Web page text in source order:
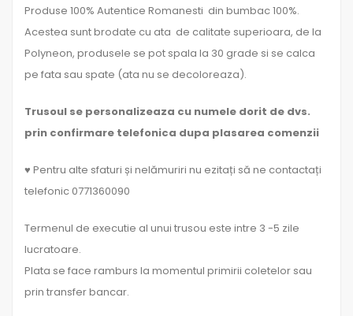
Produse 100% Autentice Romanesti din bumbac 100%.
Acestea sunt brodate cu ata de calitate superioara, de la
Polyneon, produsele se pot spala la 30 grade si se calca
pe fata sau spate (ata nu se decoloreaza).
Trusoul se personalizeaza cu numele dorit de dvs.
prin confirmare telefonica dupa plasarea comenzii
♥ Pentru alte sfaturi și nelămuriri nu ezitați să ne contactați
telefonic 0771360090
Termenul de executie al unui trusou este intre 3 -5 zile
lucratoare.
Plata se face ramburs la momentul primirii coletelor sau
prin transfer bancar.